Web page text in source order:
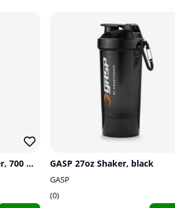
Applied Nutrition Shaker, 700 ml, blue/clear GASP 27oz Shaker, black
GASP
0